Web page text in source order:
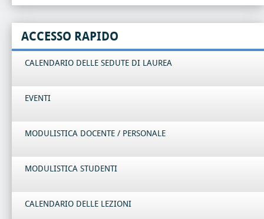
ACCESSO RAPIDO
CALENDARIO DELLE SEDUTE DI LAUREA
EVENTI
MODULISTICA DOCENTE / PERSONALE
MODULISTICA STUDENTI
CALENDARIO DELLE LEZIONI